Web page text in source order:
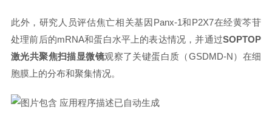
此外，研究人员评估焦亡相关基因Panx-1和P2X7在经黄芩苷
处理前后的mRNA和蛋白水平上的表达情况，并通过SOPTOP
激光共聚焦扫描显微镜观察了关键蛋白质（GSDMD-N）在细
胞膜上的分布和聚集情况。